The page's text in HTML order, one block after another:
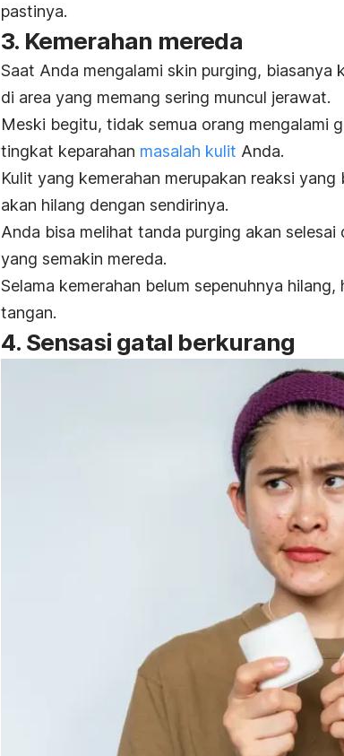
pastinya.
3. Kemerahan mereda
Saat Anda mengalami skin purging, biasanya
di area yang memang sering muncul jerawat.
Meski begitu, tidak semua orang mengalami
tingkat keparahan masalah kulit Anda.
Kulit yang kemerahan merupakan reaksi
akan hilang dengan sendirinya.
Anda bisa melihat tanda purging akan selesai
yang semakin mereda.
Selama kemerahan belum sepenuhnya
tangan.
4. Sensasi gatal berkurang